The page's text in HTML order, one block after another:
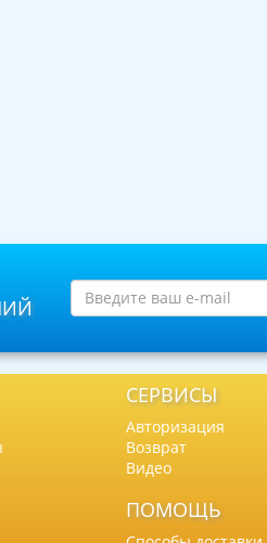
СЕРВИСЫ
Авторизация
Возврат
Видео
ПОМОЩЬ